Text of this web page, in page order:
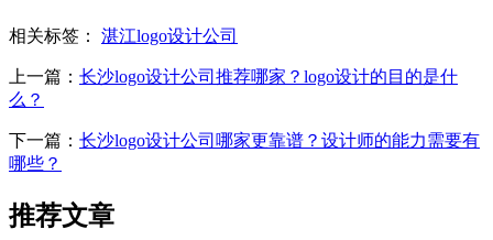
相关标签： 湛江logo设计公司
上一篇： 长沙logo设计公司推荐哪家？logo设计的目的是什
么？
下一篇： 长沙logo设计公司哪家更靠谱？设计师的能力需要有
哪些？
推荐文章